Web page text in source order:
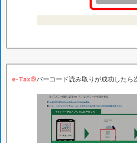
e-Tax⑤バーコード読み取りが成功したら